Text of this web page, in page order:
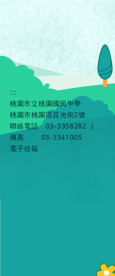
:::
桃園市立桃園國民中學
桃園市桃園區莒光街2號
聯絡電話
03-3358282
|
傳真
03-3341005
電子信箱